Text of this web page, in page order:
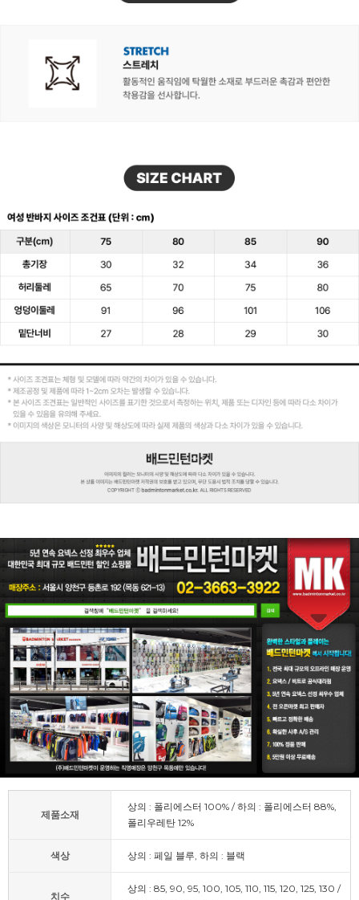
제품소재
상의 : 폴리에스터 100% / 하의 : 폴리에스터 88%,
폴리우레탄 12%
색상 상의 : 페일 블루, 하의 : 블랙
치수
상의 : 85, 90, 95, 100, 105, 110, 115, 120, 125, 130 /